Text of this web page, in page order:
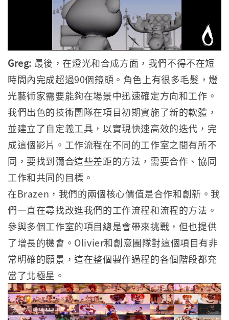
Greg: 最後，在燈光和合成方面，我們不得不在短
時間內完成超過90個鏡頭。角色上有很多毛髮，燈
光藝術家需要能夠在場景中迅速確定方向和工作。
我們出色的技術團隊在項目初期實施了新的軟體，
並建立了自定義工具，以實現快速高效的迭代，完
成這個影片。工作流程在不同的工作室之間有所不
同，要找到彌合這些差距的方法，需要合作、協同
工作和共同的目標。
在Brazen，我們的兩個核心價值是合作和創新。我
們一直在尋找改進我們的工作流程和流程的方法。
參與多個工作室的項目總是會帶來挑戰，但也提供
了增長的機會。Olivier和創意團隊對這個項目有非
常明確的願景，這在整個製作過程的各個階段都充
當了北極星。